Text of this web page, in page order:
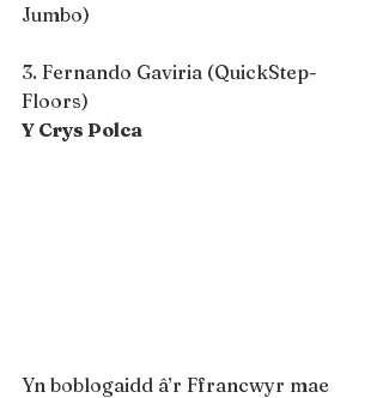
Jumbo)
3. Fernando Gaviria (QuickStep-
Floors)
Y Crys Polca
Yn boblogaidd â’r Ffrancwyr mae